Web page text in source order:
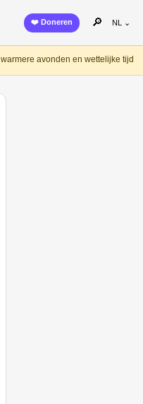
❤️ Doneren 🔎 NL ⌄
avonden en wettelijke tijd